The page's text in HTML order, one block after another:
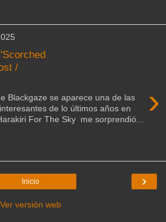
/
›
Blackgaze se aparece una de las
de lo últimos años en
For The Sky me sorprendió...
›
Inicio
Ver versión web